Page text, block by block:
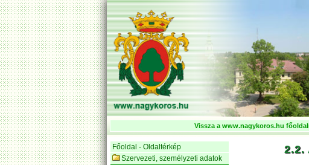
Vissza a www.nagykoros.hu
Főoldal - Oldaltérkép
Szervezeti, személyzeti adatok
2.2.